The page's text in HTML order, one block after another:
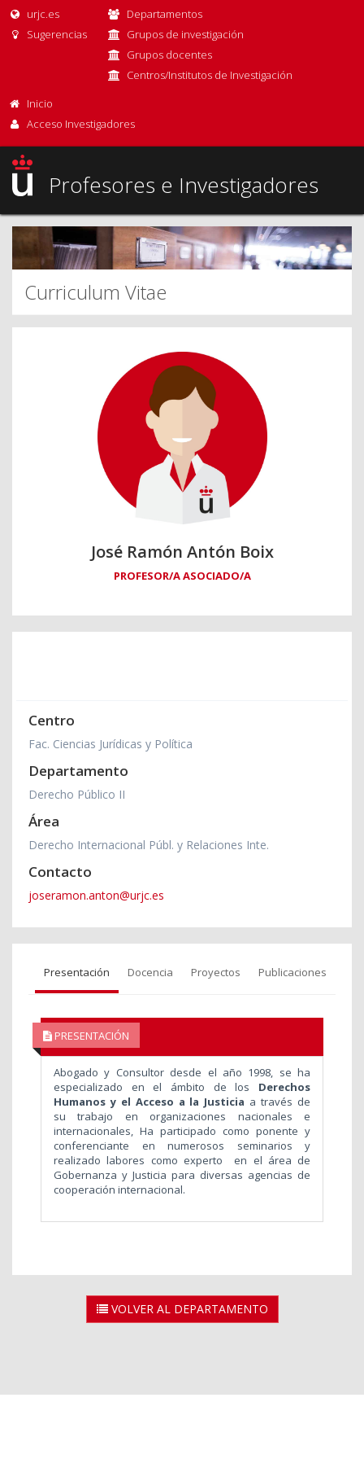
urjc.es
Sugerencias
Departamentos
Grupos de investigación
Grupos docentes
Centros/Institutos de Investigación
Inicio
Acceso Investigadores
Profesores e Investigadores
Curriculum Vitae
José Ramón Antón Boix
PROFESOR/A ASOCIADO/A
Centro
Fac. Ciencias Jurídicas y Política
Departamento
Derecho Público II
Área
Derecho Internacional Públ. y Relaciones Inte.
Contacto
joseramon.anton@urjc.es
Presentación Docencia Proyectos Publicaciones
PRESENTACIÓN
Abogado y Consultor desde el año 1998, se ha
especializado en el ámbito de los Derechos
Humanos y el Acceso a la Justicia a través de
su trabajo en organizaciones nacionales e
internacionales, Ha participado como ponente y
conferenciante en numerosos seminarios y
realizado labores como experto en el área de
Gobernanza y Justicia para diversas agencias de
cooperación internacional.
VOLVER AL DEPARTAMENTO